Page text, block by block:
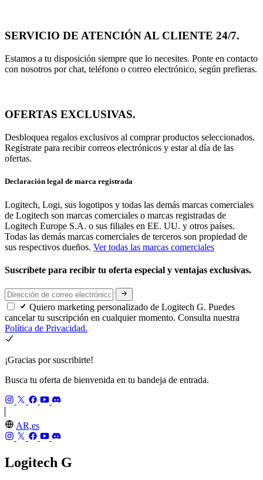
SERVICIO DE ATENCIÓN AL CLIENTE 24/7.
Estamos a tu disposición siempre que lo necesites. Ponte en contacto
con nosotros por chat, teléfono o correo electrónico, según prefieras.
OFERTAS EXCLUSIVAS.
Desbloquea regalos exclusivos al comprar productos seleccionados.
Regístrate para recibir correos electrónicos y estar al día de las
ofertas.
Declaración legal de marca registrada
Logitech, Logi, sus logotipos y todas las demás marcas comerciales
de Logitech son marcas comerciales o marcas registradas de
Logitech Europe S.A. o sus filiales en EE. UU. y otros países.
Todas las demás marcas comerciales de terceros son propiedad de
sus respectivos dueños. Ver todas las marcas comerciales
Suscríbete para recibir tu oferta especial y ventajas exclusivas.
Quiero marketing personalizado de Logitech G. Puedes
cancelar tu suscripción en cualquier momento. Consulta nuestra
Política de Privacidad.
¡Gracias por suscribirte!
Busca tu oferta de bienvenida en tu bandeja de entrada.
AR,es
Logitech G